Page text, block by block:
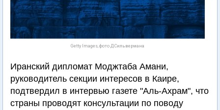
Getty Images, фото Д.Сильвермана
Иранский дипломат Моджтаба Амани,
руководитель секции интересов в Каире,
подтвердил в интервью газете "Аль-Ахрам", что
страны проводят консультации по поводу